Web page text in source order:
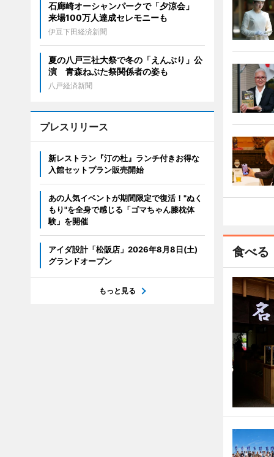
食べる
石廊崎オーシャンパークで「夕涼会」
来場100万人達成セレモニーも
伊豆下田経済新聞
夏の八戸三社大祭で冬の「えんぶり」公
演 青森ねぶた祭関係者の姿も
八戸経済新聞
プレスリリース
新レストラン『汀の杜』ランチ付きお得な
入館セットプラン販売開始
あの人気イベントが期間限定で復活！"ぬく
もり"を全身で感じる「ゴマちゃん膝枕体
験」を開催
アイダ設計「松阪店」2026年8月8日(土)
グランドオープン
もっと見る